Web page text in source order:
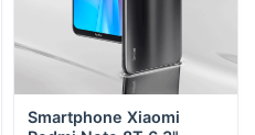
Smartphone Xiaomi